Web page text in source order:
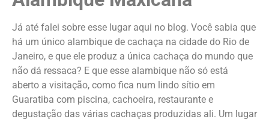
Já até falei sobre esse lugar aqui no blog. Você sabia que
há um único alambique de cachaça na cidade do Rio de
Janeiro, e que ele produz a única cachaça do mundo que
não dá ressaca? E que esse alambique não só está
aberto a visitação, como fica num lindo sítio em
Guaratiba com piscina, cachoeira, restaurante e
degustação das várias cachaças produzidas ali. Um lugar